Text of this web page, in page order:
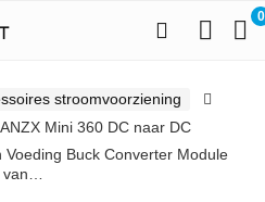
0
stroomvoorziening
Mini 360 DC naar DC
Buck Converter Module